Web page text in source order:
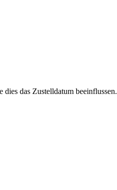
das Zustelldatum beeinflussen.